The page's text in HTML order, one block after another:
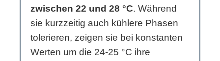
zwischen 22 und 28 °C. Während
sie kurzzeitig auch kühlere Phasen
tolerieren, zeigen sie bei konstanten
Werten um die 24-25 °C ihre